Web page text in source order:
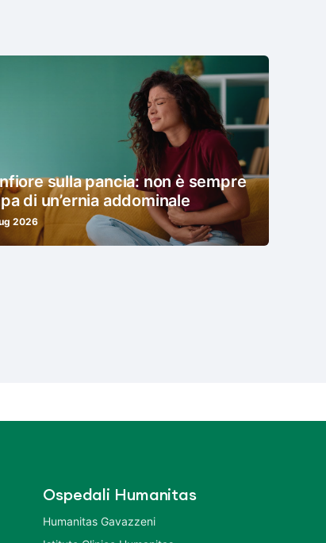
sulla pancia: non è sempre
di un’ernia addominale
2026
Ospedali Humanitas
Humanitas Gavazzeni